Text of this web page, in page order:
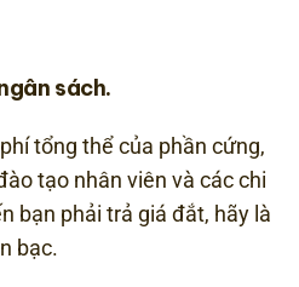
sách.
tổng thể của phần cứng,
tạo nhân viên và các chi
bạn phải trả giá đắt, hãy là
bạc.